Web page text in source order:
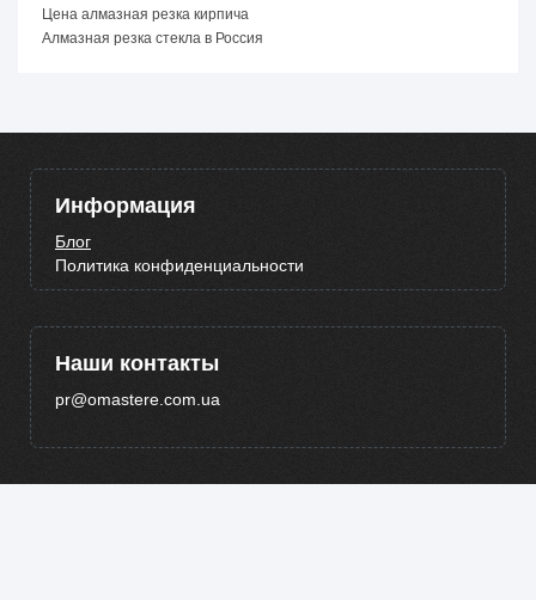
Цена алмазная резка кирпича
Алмазная резка стекла в Россия
Информация
Блог
Политика конфиденциальности
Наши контакты
pr@omastere.com.ua